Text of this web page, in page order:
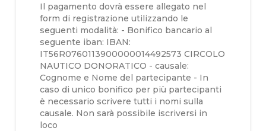
Il pagamento dovrà essere allegato nel
form di registrazione utilizzando le
seguenti modalità: - Bonifico bancario al
seguente iban: IBAN:
IT56R0760113900000014492573 CIRCOLO
NAUTICO DONORATICO - causale:
Cognome e Nome del partecipante - In
caso di unico bonifico per più partecipanti
è necessario scrivere tutti i nomi sulla
causale. Non sarà possibile iscriversi in
loco